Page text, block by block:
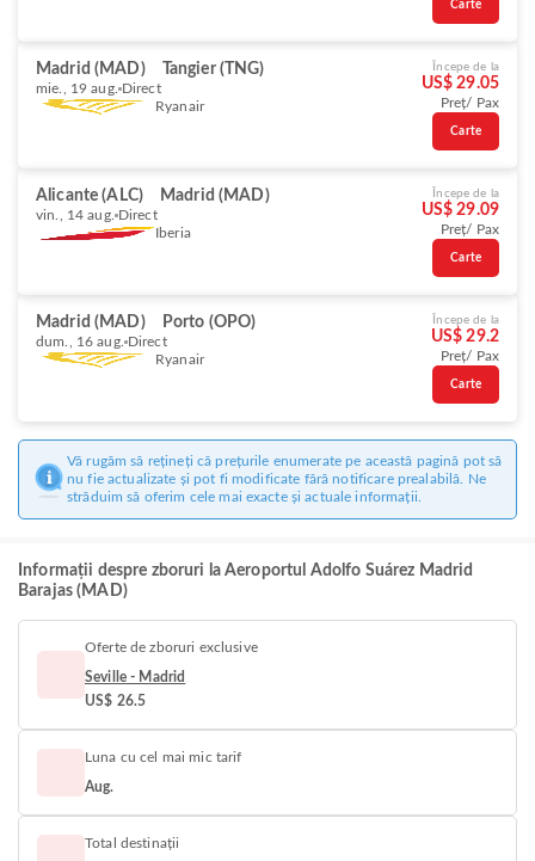
Carte
Madrid (MAD) Tangier (TNG)
mie., 19 aug. Direct
Ryanair
Începe de la
US$ 29.05
Preț/ Pax
Carte
Alicante (ALC) Madrid (MAD)
vin., 14 aug. Direct
Iberia
Începe de la
US$ 29.09
Preț/ Pax
Carte
Madrid (MAD) Porto (OPO)
dum., 16 aug. Direct
Ryanair
Începe de la
US$ 29.2
Preț/ Pax
Carte
Vă rugăm să rețineți că prețurile enumerate pe această pagină pot să
nu fie actualizate și pot fi modificate fără notificare prealabilă. Ne
străduim să oferim cele mai exacte și actuale informații.
Informații despre zboruri la Aeroportul Adolfo Suárez Madrid
Barajas (MAD)
Oferte de zboruri exclusive
Seville - Madrid
US$ 26.5
Luna cu cel mai mic tarif
Aug.
Total destinații